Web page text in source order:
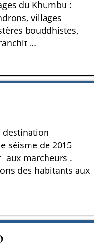
du Khumbu :
villages
bouddhistes,
…
destination
séisme de 2015
aux marcheurs .
des habitants aux